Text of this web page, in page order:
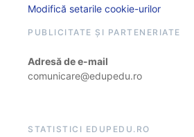
Modifică setarile cookie-urilor
PUBLICITATE ȘI PARTENERIATE
Adresă de e-mail
comunicare@edupedu.ro
STATISTICI EDUPEDU.RO